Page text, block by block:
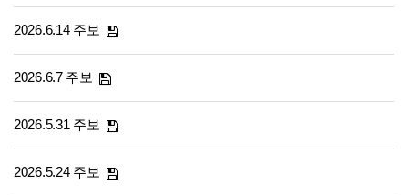
2026.6.14 주보
2026.6.7 주보
2026.5.31 주보
2026.5.24 주보